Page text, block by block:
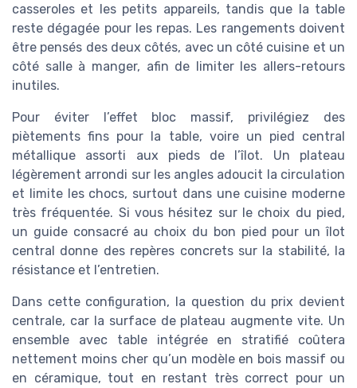
casseroles et les petits appareils, tandis que la table
reste dégagée pour les repas. Les rangements doivent
être pensés des deux côtés, avec un côté cuisine et un
côté salle à manger, afin de limiter les allers-retours
inutiles.
Pour éviter l’effet bloc massif, privilégiez des
piètements fins pour la table, voire un pied central
métallique assorti aux pieds de l’îlot. Un plateau
légèrement arrondi sur les angles adoucit la circulation
et limite les chocs, surtout dans une cuisine moderne
très fréquentée. Si vous hésitez sur le choix du pied,
un guide consacré au choix du bon pied pour un îlot
central donne des repères concrets sur la stabilité, la
résistance et l’entretien.
Dans cette configuration, la question du prix devient
centrale, car la surface de plateau augmente vite. Un
ensemble avec table intégrée en stratifié coûtera
nettement moins cher qu’un modèle en bois massif ou
en céramique, tout en restant très correct pour un